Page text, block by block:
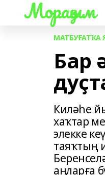
Мораҙым
МАТБУҒАТҠА
Бар
Киләһе
хаҡтар
элекке
таяҡтың
аңларға